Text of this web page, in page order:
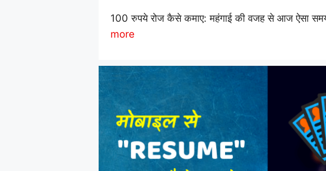
100 रुपये रोज कैसे कमाए: महंगाई की वजह से आज ऐसा
more